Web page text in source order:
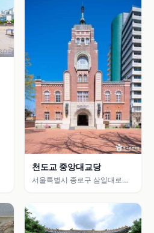
천도교 중앙대교당
서울특별시 종로구 삼일대로